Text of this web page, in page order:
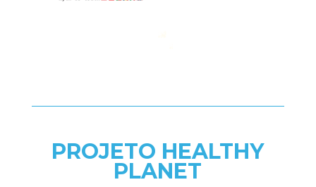
PROJETO HEALTHY
PLANET